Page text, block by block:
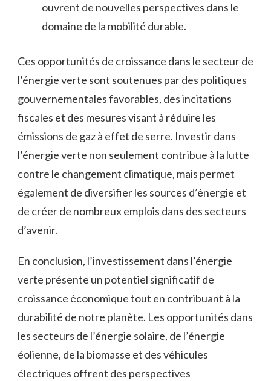
ouvrent de⁣ nouvelles ​perspectives dans le
domaine de la⁣ mobilité durable.
Ces opportunités de​ croissance dans le secteur de
l’énergie verte sont soutenues par des politiques
gouvernementales favorables, ‍des incitations
‌fiscales et ⁤des mesures ​visant à réduire les
émissions⁢ de⁢ gaz à effet de serre. Investir dans
l’énergie verte non seulement ⁢contribue ⁣à⁢ la⁤ lutte
contre le changement climatique, mais permet
également de⁤ diversifier les⁤ sources​ d’énergie​ et
de créer de nombreux emplois dans des secteurs
d’avenir.
En conclusion, l’investissement dans l’énergie
verte‌ présente un potentiel significatif de
croissance économique tout ​en contribuant à la
durabilité de‌ notre planète. Les opportunités dans
les secteurs de l’énergie⁣ solaire, de l’énergie
éolienne, de la​ biomasse et des véhicules
électriques offrent des perspectives